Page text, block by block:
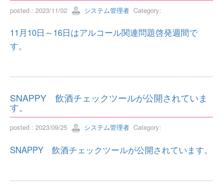
posted : 2023/11/02 システム管理者 Category:
11月10日～16日はアルコール関連問題啓発週間で
す。
SNAPPY 飲酒チェックツールが公開されていま
す。
posted : 2023/09/25 システム管理者 Category:
SNAPPY 飲酒チェックツールが公開されています。